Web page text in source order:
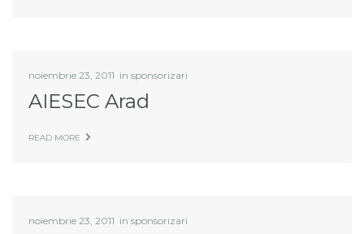
noiembrie 23, 2011 in sponsorizari
AIESEC Arad
READ MORE
noiembrie 23, 2011 in sponsorizari